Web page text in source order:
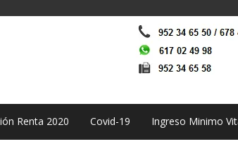
Renta 2020 Covid-19 Ingreso Minimo